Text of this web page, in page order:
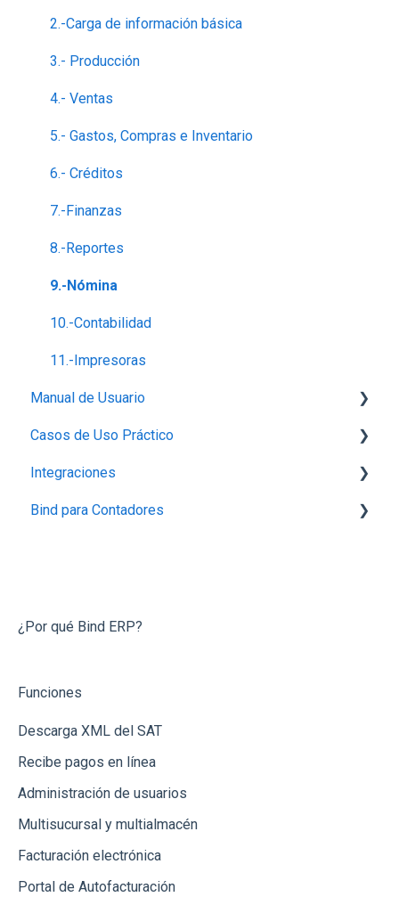
Soporte-Errores
Contabilidad, Finanzas y nóminas
Ventas
2.-Carga de información básica
3.- Producción
4.- Ventas
5.- Gastos, Compras e Inventario
6.- Créditos
7.-Finanzas
8.-Reportes
9.-Nómina
10.-Contabilidad
11.-Impresoras
Manual de Usuario
Configuración
Perfil de empresa
Proveedores
Otras Funcionalidades
Cotizaciones
Inventarios (Almacenes)
Notas de Crédito
Dashboard
Reportes
Casos de Uso Práctico
Inventario
Productos
Bancos
Integraciones
Integración con Mercado Libre
Integración vía API
Integración vía Zapier
Bind para Contadores
¿Por qué Bind ERP?
Funciones
Descarga XML del SAT
Recibe pagos en línea
Administración de usuarios
Multisucursal y multialmacén
Facturación electrónica
Portal de Autofacturación